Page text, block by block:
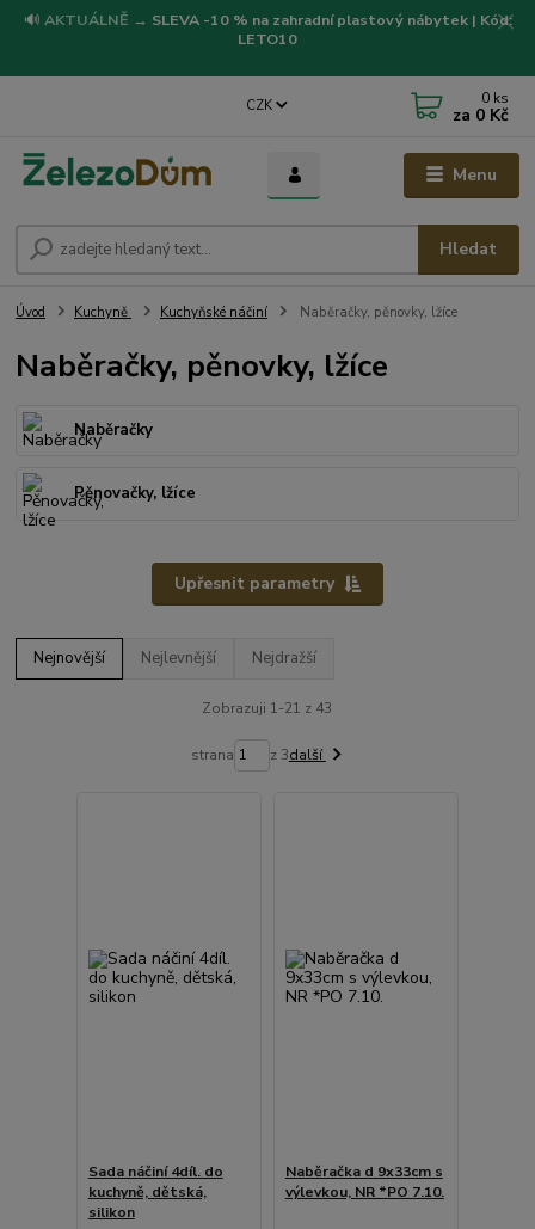
🔊 AKTUÁLNĚ → SLEVA -10 % na zahradní plastový nábytek | Kód:
LETO10
Menu
CZK
Hledat
0 ks
za 0 Kč
Úvod Kuchyně Kuchyňské náčiní Naběračky, pěnovky, lžíce
Naběračky, pěnovky, lžíce
Naběračky
Pěnovačky, lžíce
Upřesnit parametry
Nejnovější Nejlevnější Nejdražší
Zobrazuji 1-21 z 43
strana z 3další
Sada náčiní 4díl. do
kuchyně, dětská,
silikon
Naběračka d 9x33cm s
výlevkou, NR *PO 7.10.